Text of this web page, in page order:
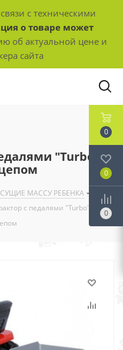
с техническими
о товаре может
об актуальной цене и
сайта
"Turbo" с
МАССУ РЕБЕНКА
с педалями "Turbo" с
0
0
0